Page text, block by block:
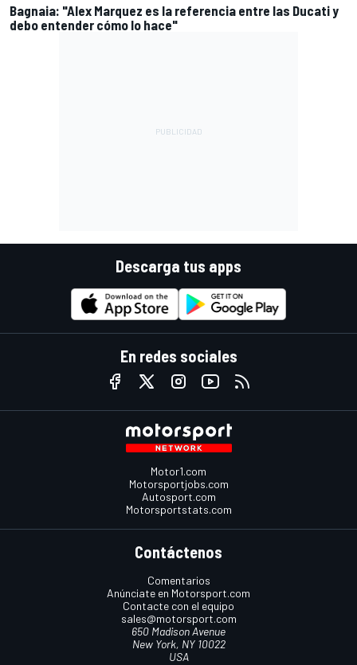
Bagnaia: "Alex Marquez es la referencia entre las Ducati y
debo entender cómo lo hace"
Descarga tus apps
En redes sociales
Motor1.com
Motorsportjobs.com
Autosport.com
Motorsportstats.com
Contáctenos
Comentarios
Anúnciate en Motorsport.com
Contacte con el equipo
sales@motorsport.com
650 Madison Avenue
New York, NY 10022
USA